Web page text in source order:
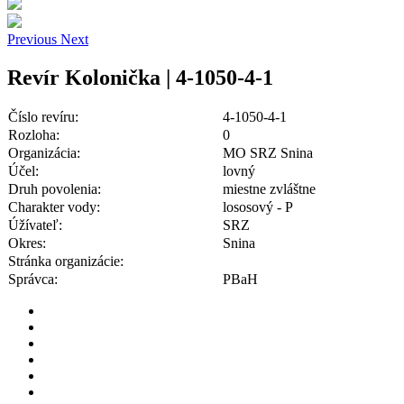
Previous Next
Revír Kolonička | 4-1050-4-1
Číslo revíru:
4-1050-4-1
Rozloha:
0
Organizácia:
MO SRZ Snina
Účel:
lovný
Druh povolenia:
miestne zvláštne
Charakter vody:
lososový - P
Úžívateľ:
SRZ
Okres:
Snina
Stránka organizácie:
Správca:
PBaH